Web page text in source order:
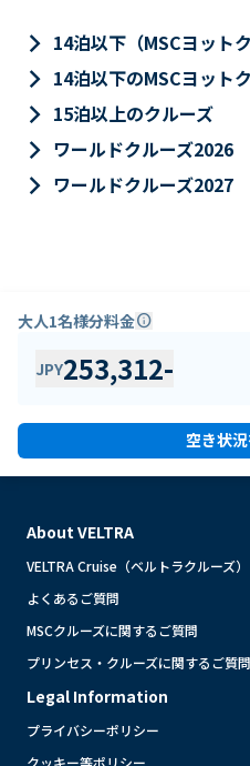
keyboard_arrow_right 14泊以下（MSCヨット
keyboard_arrow_right 14泊以下のMSCヨット
keyboard_arrow_right 15泊以上のクルーズ
keyboard_arrow_right ワールドクルーズ2026
keyboard_arrow_right ワールドクルーズ2027
大人1名様分料金info
JPY253,312-
空き状
About VELTRA
VELTRA Cruise（ベルトラクルーズ
よくあるご質問
MSCクルーズに関するご質問
プリンセス・クルーズに関するご質問
Legal Information
プライバシーポリシー
クッキー等ポリシー